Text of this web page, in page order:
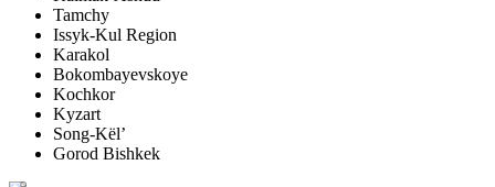
Tamchy
Issyk-Kul Region
Karakol
Bokombayevskoye
Kochkor
Kyzart
Song-Kël’
Gorod Bishkek